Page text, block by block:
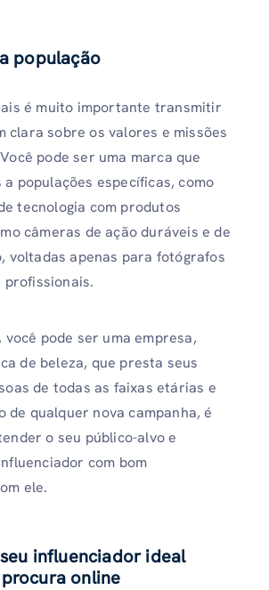
população
é muito importante transmitir
clara sobre os valores e missões
pode ser uma marca que
populações específicas, como
tecnologia com produtos
câmeras de ação duráveis ​​e de
voltadas apenas para fotógrafos
pode ser uma empresa,
de beleza, que presta seus
de todas as faixas etárias e
de qualquer nova campanha, é
o seu público-alvo e
com bom
ele.
influenciador ideal
online